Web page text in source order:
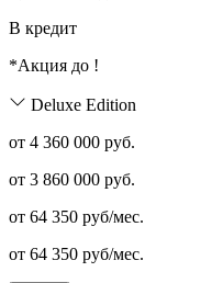
В кредит
*Акция до !
Deluxe Edition
от 4 360 000 руб.
от 3 860 000 руб.
от 64 350 руб/мес.
от 64 350 руб/мес.